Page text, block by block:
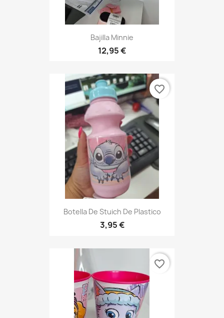
Bajilla Minnie
12,95 €
Botella De Stuich De Plastico
3,95 €
favorite_border
favorite_border